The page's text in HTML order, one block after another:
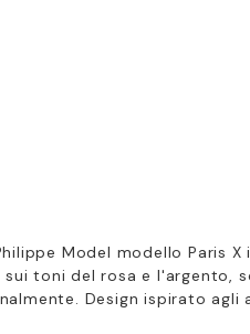
Model modello Paris
toni del rosa e l'argento,
Design ispirato